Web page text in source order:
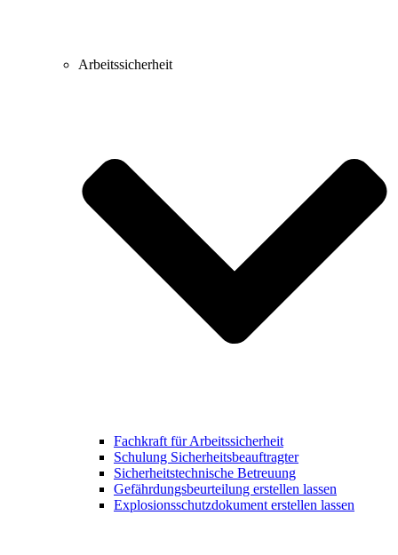
Arbeitssicherheit
Fachkraft für Arbeitssicherheit
Schulung Sicherheitsbeauftragter
Sicherheitstechnische Betreuung
Gefährdungsbeurteilung erstellen lassen
Explosionsschutzdokument erstellen lassen